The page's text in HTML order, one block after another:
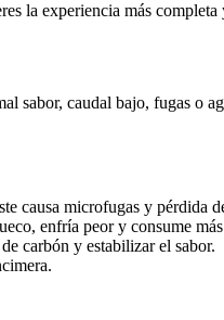
la experiencia más completa
sabor, caudal bajo, fugas o
causa microfugas y pérdida
enfría peor y consume
carbón y estabilizar el sabor.